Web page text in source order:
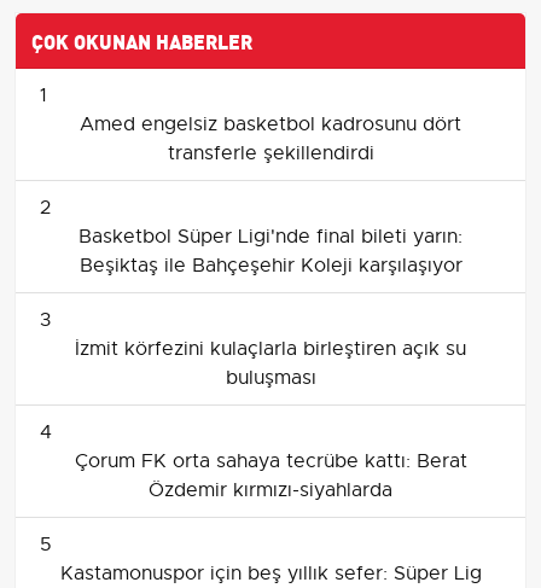
ÇOK OKUNAN HABERLER
1
Amed engelsiz basketbol kadrosunu dört
transferle şekillendirdi
2
Basketbol Süper Ligi'nde final bileti yarın:
Beşiktaş ile Bahçeşehir Koleji karşılaşıyor
3
İzmit körfezini kulaçlarla birleştiren açık su
buluşması
4
Çorum FK orta sahaya tecrübe kattı: Berat
Özdemir kırmızı-siyahlarda
5
Kastamonuspor için beş yıllık sefer: Süper Lig